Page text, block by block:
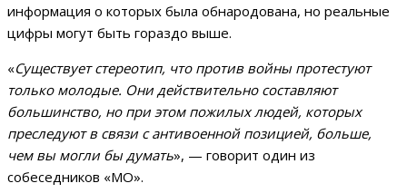
информация о которых была обнародована, но реальные
цифры могут быть гораздо выше.
«Существует стереотип, что против войны протестуют
только молодые. Они действительно составляют
большинство, но при этом пожилых людей, которых
преследуют в связи с антивоенной позицией, больше,
чем вы могли бы думать», — говорит один из
собеседников «МО».